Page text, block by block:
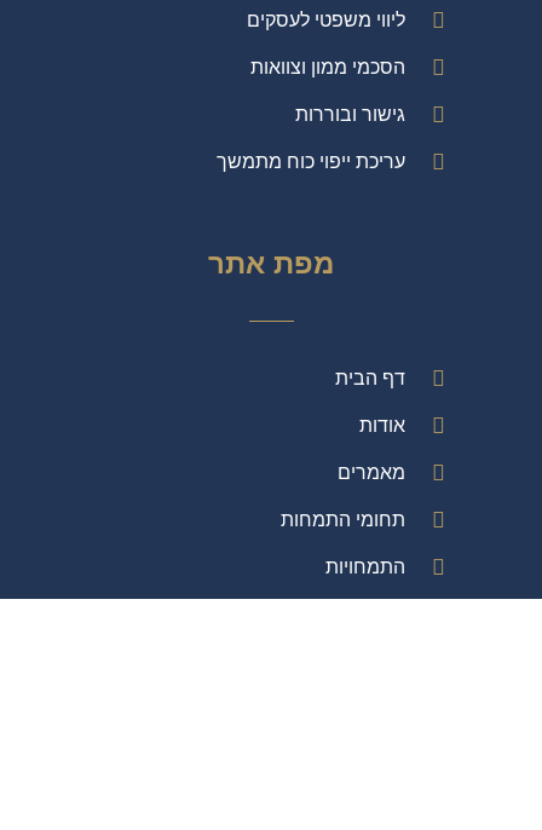
ליווי משפטי לעסקים
הסכמי ממון וצוואות
גישור ובוררות
עריכת ייפוי כוח מתמשך
מפת אתר
דף הבית
אודות
מאמרים
תחומי התמחות
התמחויות